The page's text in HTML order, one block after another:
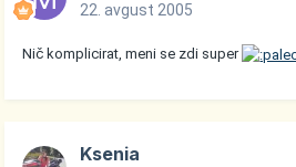
22. avgust 2005
Nič komplicirat, meni se zdi super
Ksenia